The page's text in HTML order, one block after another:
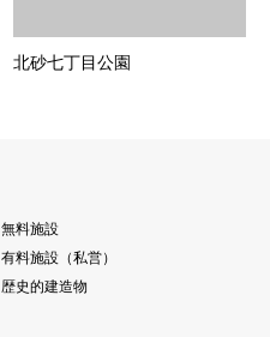
北砂七丁目公園
無料施設
有料施設（私営）
歴史的建造物